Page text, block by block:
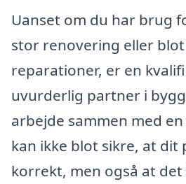
Uanset om du har brug
stor renovering eller
reparationer, er en
uvurderlig partner i
arbejde sammen med
kan ikke blot sikre, at dit
korrekt, men også at